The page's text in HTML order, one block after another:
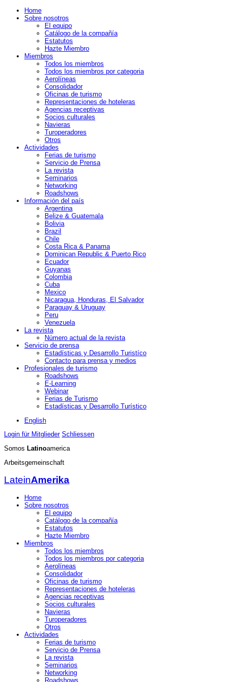
Home
Sobre nosotros
El equipo
Catálogo de la compañía
Estatutos
Hazte Miembro
Miembros
Todos los miembros
Todos los miembros por categoria
Aerolíneas
Consolidador
Oficinas de turismo
Representaciones de hoteleras
Agencias receptivas
Socios culturales
Navieras
Turoperadores
Otros
Actividades
Ferias de turismo
Servicio de Prensa
La revista
Seminarios
Networking
Roadshows
Información del país
Argentina
Belize & Guatemala
Bolivia
Brazil
Chile
Costa Rica & Panama
Dominican Republic & Puerto Rico
Ecuador
Guyanas
Colombia
Cuba
Mexico
Nicaragua, Honduras, El Salvador
Paraguay & Uruguay
Peru
Venezuela
La revista
Número actual de la revista
Servicio de prensa
Estadísticas y Desarrollo Turistíco
Contacto para prensa y medios
Profesionales de turismo
Roadshows
E-Learning
Webinar
Ferias de Turismo
Estadísticas y Desarrollo Turístico
English
Login für Mitglieder Schliessen
Somos Latinoamerica
Arbeitsgemeinschaft
LateinAmerika
Home
Sobre nosotros
El equipo
Catálogo de la compañía
Estatutos
Hazte Miembro
Miembros
Todos los miembros
Todos los miembros por categoria
Aerolíneas
Consolidador
Oficinas de turismo
Representaciones de hoteleras
Agencias receptivas
Socios culturales
Navieras
Turoperadores
Otros
Actividades
Ferias de turismo
Servicio de Prensa
La revista
Seminarios
Networking
Roadshows